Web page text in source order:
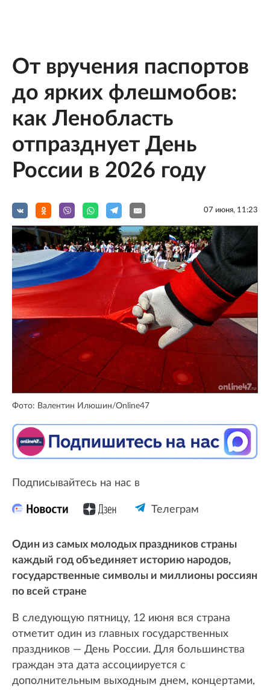
От вручения паспортов
до ярких флешмобов:
как Ленобласть
отпразднует День
России в 2026 году
07 июня, 11:23
Фото: Валентин Илюшин/Online47
Подписывайтесь на нас в
Телеграм
Один из самых молодых праздников страны
каждый год объединяет историю народов,
государственные символы и миллионы россиян
по всей стране
В следующую пятницу, 12 июня вся страна
отметит один из главных государственных
праздников — День России. Для большинства
граждан эта дата ассоциируется с
дополнительным выходным днем, концертами,